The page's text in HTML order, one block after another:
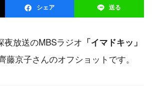
シェア 送る
夜放送のMBSラジオ 「イマドキッ」
藤京子さんのオフショットです。